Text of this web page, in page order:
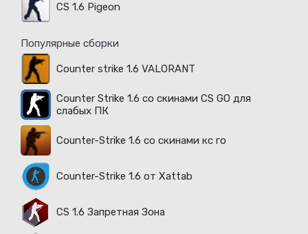
CS 1.6 Pigeon
Популярные сборки
Counter strike 1.6 VALORANT
Counter Strike 1.6 со скинами CS GO для
слабых ПК
Counter-Strike 1.6 со скинами кс го
Counter-Strike 1.6 от Xattab
CS 1.6 Запретная Зона